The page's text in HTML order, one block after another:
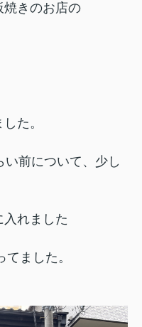
焼きのお店の
た。
い前について、少し
れました
ました。